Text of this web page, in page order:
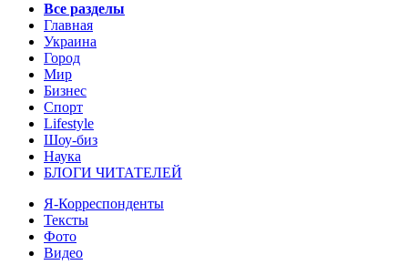
Все разделы
Главная
Украина
Город
Мир
Бизнес
Спорт
Lifestyle
Шоу-биз
Наука
БЛОГИ ЧИТАТЕЛЕЙ
Я-Корреспонденты
Тексты
Фото
Видео